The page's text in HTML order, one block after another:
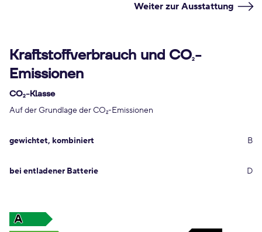
Weiter zur Ausstattung
Kraftstoffverbrauch und CO2-
Emissionen
CO2-Klasse
Auf der Grundlage der CO2-Emissionen
gewichtet, kombiniert B
bei entladener Batterie D
A